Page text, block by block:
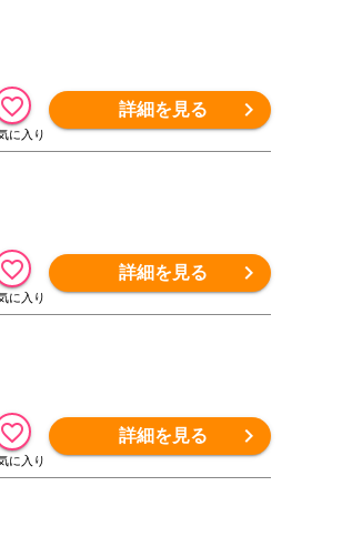
詳細を見る
詳細を見る
詳細を見る